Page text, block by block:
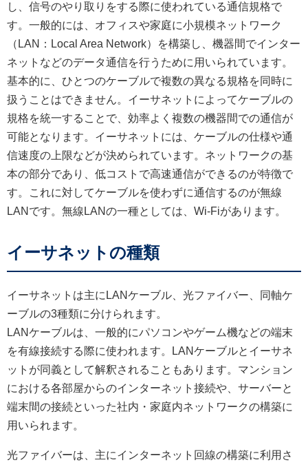
し、信号のやり取りをする際に使われている通信規格で
す。一般的には、オフィスや家庭に小規模ネットワーク
（LAN：Local Area Network）を構築し、機器間でインター
ネットなどのデータ通信を行うために用いられています。
基本的に、ひとつのケーブルで複数の異なる規格を同時に
扱うことはできません。イーサネットによってケーブルの
規格を統一することで、効率よく複数の機器間での通信が
可能となります。イーサネットには、ケーブルの仕様や通
信速度の上限などが決められています。ネットワークの基
本の部分であり、低コストで高速通信ができるのが特徴で
す。これに対してケーブルを使わずに通信するのが無線
LANです。無線LANの一種としては、Wi-Fiがあります。
イーサネットの種類
イーサネットは主にLANケーブル、光ファイバー、同軸ケ
ーブルの3種類に分けられます。
LANケーブルは、一般的にパソコンやゲーム機などの端末
を有線接続する際に使われます。LANケーブルとイーサネ
ットが同義として解釈されることもあります。マンション
における各部屋からのインターネット接続や、サーバーと
端末間の接続といった社内・家庭内ネットワークの構築に
用いられます。
光ファイバーは、主にインターネット回線の構築に利用さ